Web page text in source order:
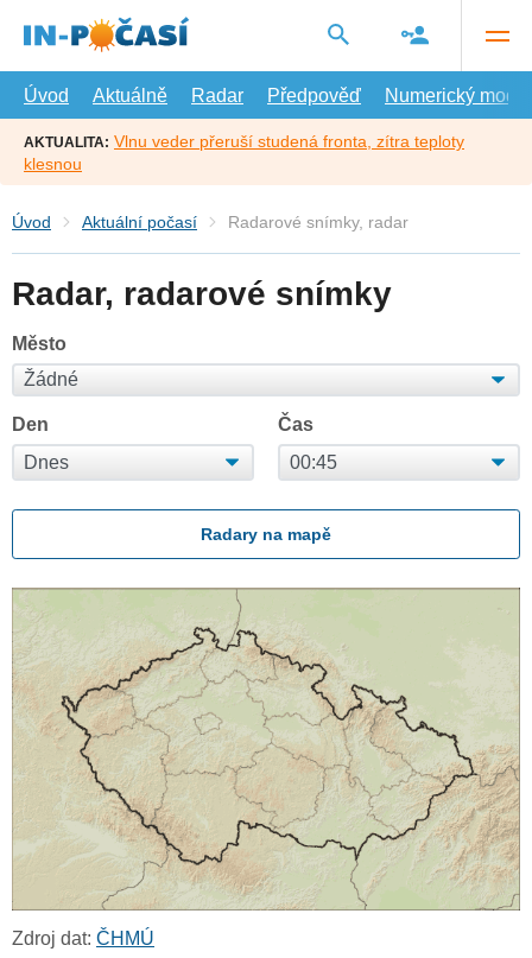
hlavní
Úvod
Aktuálně Radar Předpověď Numerický model
AKTUALITA: Vlnu veder přeruší studená fronta, zítra teploty
klesnou
Úvod Aktuální počasí Radarové snímky, radar
Radar, radarové snímky
Město
Den Čas
Radary na mapě
Zdroj dat: ČHMÚ